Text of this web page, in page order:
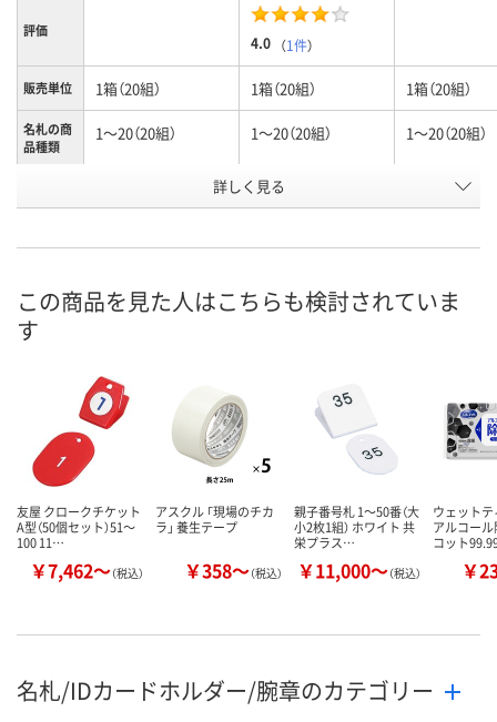
評価
4.0 （1件）
販売単位 1箱（20組） 1箱（20組） 1箱（20組）
名札の商
品種類
1～20（20組） 1～20（20組） 1～20（20組）
緑
号
お届け日
数量
カゴへ カゴへ カ
詳しく見る
この商品を見た人はこちらも検討されていま
す
友屋 クロークチケット
A型（50個セット）51～
100 11…
￥7,462～（税込）
アスクル 「現場のチカ
ラ」 養生テープ
￥358～（税込）
親子番号札 1～50番（大
小2枚1組） ホワイト 共
栄プラス…
￥11,000～（税込）
ウェット
アルコー
コット
￥
名札/IDカードホルダー/腕章のカテゴリー